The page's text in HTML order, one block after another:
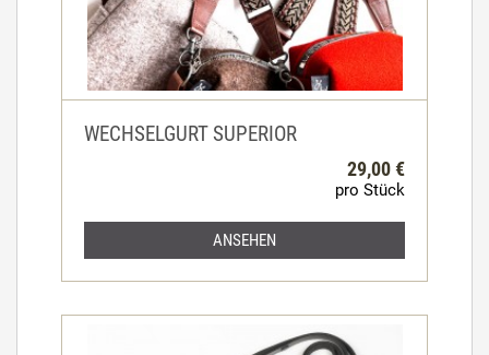
WECHSELGURT SUPERIOR
29,00 €
pro Stück
ANSEHEN